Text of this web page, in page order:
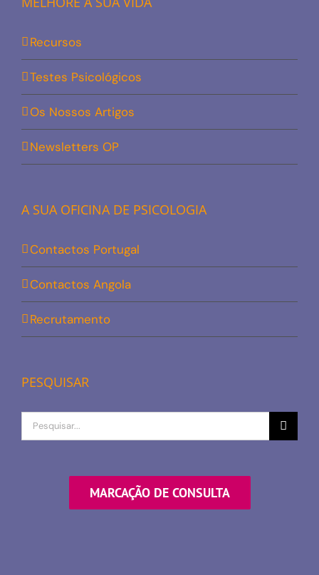
Recursos
Testes Psicológicos
Os Nossos Artigos
Newsletters OP
A SUA OFICINA DE PSICOLOGIA
Contactos Portugal
Contactos Angola
Recrutamento
PESQUISAR
Procurar
por
MARCAÇÃO DE CONSULTA